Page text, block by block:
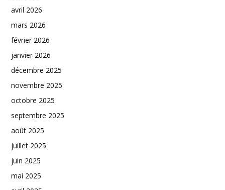
avril 2026
mars 2026
février 2026
janvier 2026
décembre 2025
novembre 2025
octobre 2025
septembre 2025
août 2025
juillet 2025
juin 2025
mai 2025